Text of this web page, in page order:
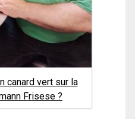
canard vert sur la
Frisese ?